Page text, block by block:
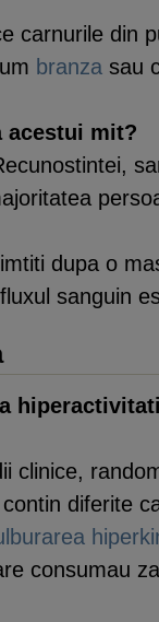
carnurile din
branza sau
acestui mit?
dupa o
sanguin
clinice,
diferite
consumau